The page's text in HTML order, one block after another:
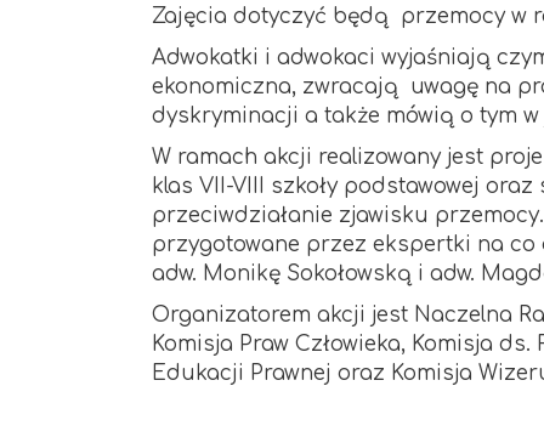
Zajęcia dotyczyć będą przemocy w
Adwokatki i adwokaci wyjaśniają
ekonomiczna, zwracają uwagę na
dyskryminacji a także mówią o tym
W ramach akcji realizowany jest
klas VII-VIII szkoły podstawowej
przeciwdziałanie zjawisku
przygotowane przez ekspertki na
adw. Monikę Sokołowską i adw.
Organizatorem akcji jest Naczelna
Komisja Praw Człowieka, Komisja
Edukacji Prawnej oraz Komisja